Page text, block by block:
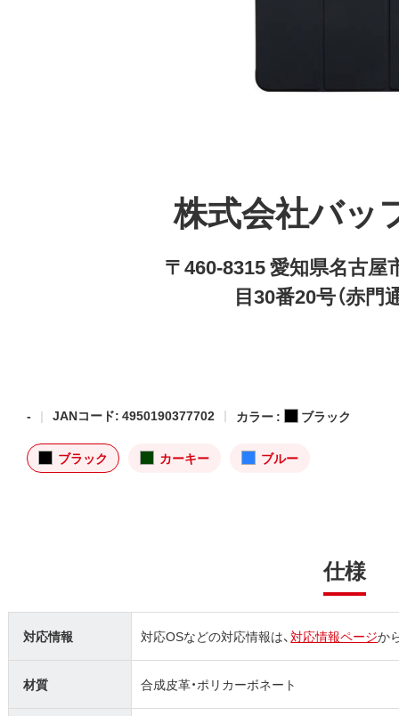
株式会社バッ
〒460-8315 愛知県名古屋
目30番20号（赤門
- JANコード: 4950190377702 カラー : ブラック
ブラック カーキー ブルー
仕様
対応情報 対応OSなどの対応情報は、対応情報ページか
材質 合成皮革・ポリカーボネート